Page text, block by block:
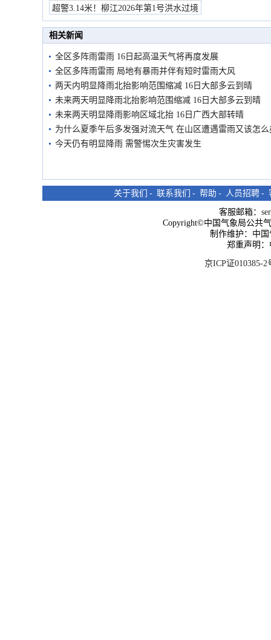
超警3.14米！柳江2026年第1号洪水过境
市民在堤岸见证汛况
相关新闻
全区多阵雨雷雨 16日起高温天气将再度发展
全区多阵雨雷雨 局地有暴雨并伴有短时雷雨大风
两天内明显降雨北抬影响范围缩减 16日大部多云到晴
未来两天明显降雨北抬影响范围缩减 16日大部多云到晴
未来两天明显降雨影响区域北抬 16日广西大部转晴
为什么夏季午后多发强对流天气 在山区遭遇雷雨又该怎么
今天仍有明显降雨 需警惕次生灾害发生
关于我们 - 联系我们 - 帮助 - 人员招聘 -
客服邮箱：
Copyright©中国气象局公共
制作维护：中
郑重声明
京ICP证010385-2